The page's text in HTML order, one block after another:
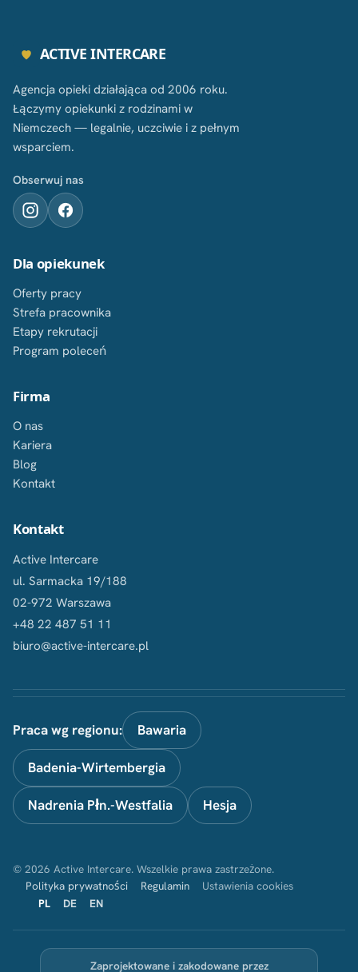
ACTIVE INTERCARE
Agencja opieki działająca od 2006 roku.
Łączymy opiekunki z rodzinami w
Niemczech — legalnie, uczciwie i z pełnym
wsparciem.
Obserwuj nas
Dla opiekunek
Oferty pracy
Strefa pracownika
Etapy rekrutacji
Program poleceń
Firma
O nas
Kariera
Blog
Kontakt
Kontakt
Active Intercare
ul. Sarmacka 19/188
02-972 Warszawa
+48 22 487 51 11
biuro@active-intercare.pl
Praca wg regionu: Bawaria
Badenia-Wirtembergia
Nadrenia Płn.-Westfalia Hesja
© 2026 Active Intercare. Wszelkie prawa zastrzeżone.
Polityka prywatności
Regulamin
Ustawienia cookies
PL
DE EN
Zaprojektowane i zakodowane przez